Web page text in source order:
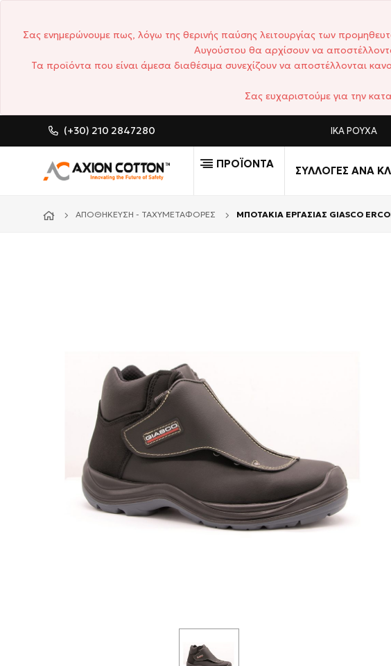
Σας ενημερώνουμε πως, λόγω της θερινής παύσης λειτουργίας των
Αυγούστου θα αρχίσουν να
Τα προϊόντα που είναι άμεσα διαθέσιμα συνεχίζουν να αποστέλλονται
Σας ευχαριστούμε για την
(+30) 210 2847280 CUSTOM MADE ΕΠΑΓΓΕΛΜΑΤΙΚΆ ΡΟΎΧΑ
ΠΡΟΪΟΝΤΑ
ΣΥΛΛΟΓΈΣ ΑΝΆ
ΑΠΟΘΉΚΕΥΣΗ - ΤΑΧΥΜΕΤΑΦΟΡΈΣ ΜΠΟΤΑΚΙΑ ΕΡΓΑΣΙΑΣ GIASCO